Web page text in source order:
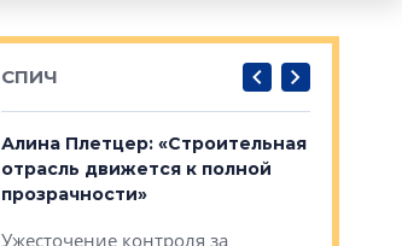
СПИЧ
Алина Плетцер: «Строительная
отрасль движется к полной
прозрачности»
Ужесточение контроля за